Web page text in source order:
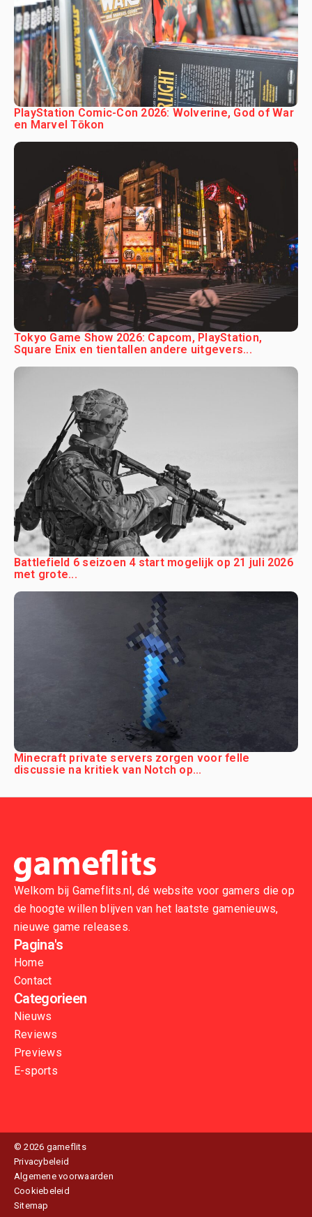
PlayStation Comic-Con 2026: Wolverine, God of War
en Marvel Tōkon
Tokyo Game Show 2026: Capcom, PlayStation,
Square Enix en tientallen andere uitgevers...
Battlefield 6 seizoen 4 start mogelijk op 21 juli 2026
met grote...
Minecraft private servers zorgen voor felle
discussie na kritiek van Notch op...
Welkom bij Gameflits.nl, dé website voor gamers die op
de hoogte willen blijven van het laatste gamenieuws,
nieuwe game releases.
Pagina's
Home
Contact
Categorieen
Nieuws
Reviews
Previews
E-sports
© 2026 gameflits
Privacybeleid
Algemene voorwaarden
Cookiebeleid
Sitemap